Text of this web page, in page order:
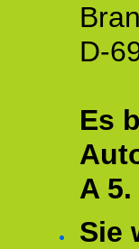
D-
Es
A 5.
Sie